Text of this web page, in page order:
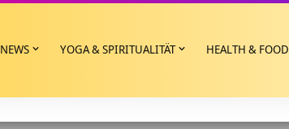
NEWS YOGA & SPIRITUALITÄT HEALTH & FOOD